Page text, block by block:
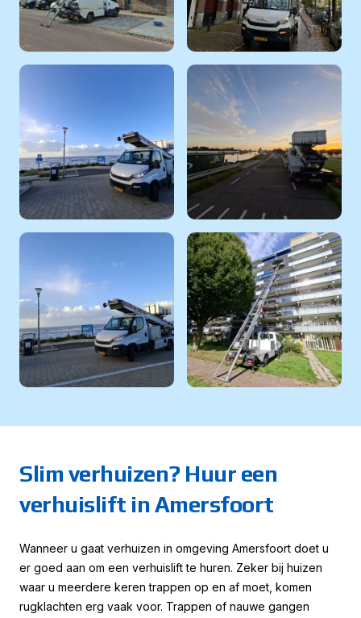
Slim verhuizen? Huur een
verhuislift in Amersfoort
Wanneer u gaat verhuizen in omgeving Amersfoort doet u
er goed aan om een verhuislift te huren. Zeker bij huizen
waar u meerdere keren trappen op en af moet, komen
rugklachten erg vaak voor. Trappen of nauwe gangen